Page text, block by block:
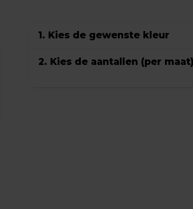
1. Kies de gewenste kleur
2. Kies de aantallen (per maat)